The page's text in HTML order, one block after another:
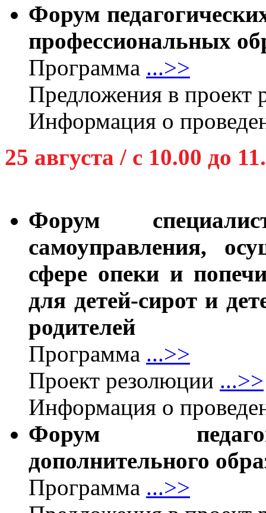
Форум
профессиональных
Программа ...>>
Предложения в проект
Информация о
25 августа / с 10.00 до
Форум
самоуправления,
сфере опеки и
для детей-сирот и
родителей
Программа ...>>
Проект резолюции ...>>
Информация о
Форум
дополнительного
Программа ...>>